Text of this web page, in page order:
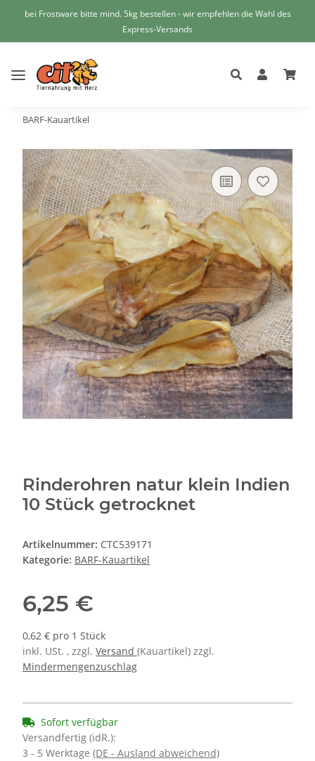
bei Frostware bitte mind. 5kg bestellen - wir empfehlen die Wahl des
Express-Versands
BARF-Kauartikel
Rinderohren natur klein Indien
10 Stück getrocknet
Artikelnummer: CTC539171
Kategorie: BARF-Kauartikel
6,25 €
0,62 € pro 1 Stück
inkl. USt. , zzgl. Versand (Kauartikel) zzgl.
Mindermengenzuschlag
Sofort verfügbar
Versandfertig (idR.):
3 - 5 Werktage (DE - Ausland abweichend)